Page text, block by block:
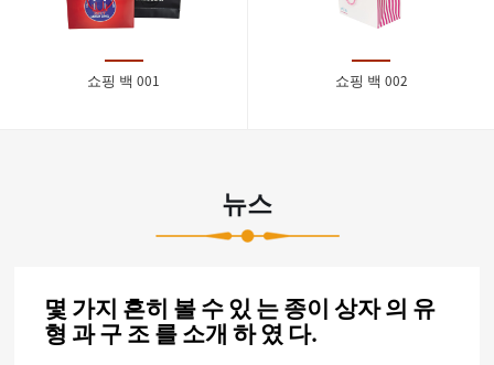
쇼핑 백 001 쇼핑 백 002
뉴스
몇 가지 흔히 볼 수 있 는 종이 상자 의 유
형 과 구 조 를 소개 하 였 다.